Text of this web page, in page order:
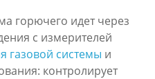
горючего идет через
с измерителей
газовой системы и
контролирует